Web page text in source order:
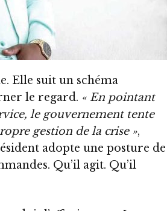
Elle suit un schéma
le regard. « En pointant
le gouvernement tente
gestion de la crise »,
adopte une posture de
Qu’il agit. Qu’il